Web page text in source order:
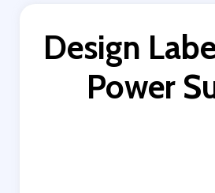
Design
Power